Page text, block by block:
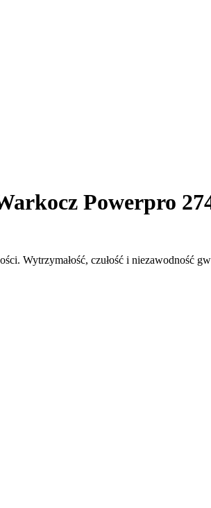
Powerpro
Wytrzymałość, czułość i niezawodność